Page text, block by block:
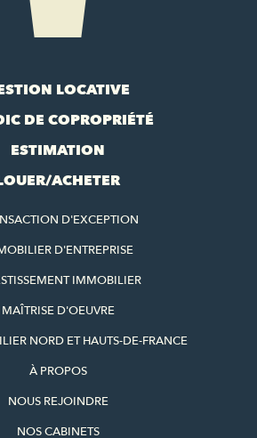
LOCATIVE
DE COPROPRIÉTÉ
ESTIMATION
ACHETER
D'EXCEPTION
D'ENTREPRISE
IMMOBILIER
MAÎTRISE D'OEUVRE
NORD ET HAUTS-DE-FRANCE
À PROPOS
NOUS REJOINDRE
NOS CABINETS